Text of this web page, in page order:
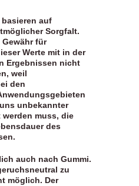
auf
Sorgfalt.
für
Werte mit in der
Ergebnissen nicht
weil
den
unbekannter
muss, die
des
auch nach Gummi.
zu
möglich. Der